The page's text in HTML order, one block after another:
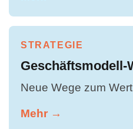
STRATEGIE
Geschäftsmodell-
Neue Wege zum
Mehr →